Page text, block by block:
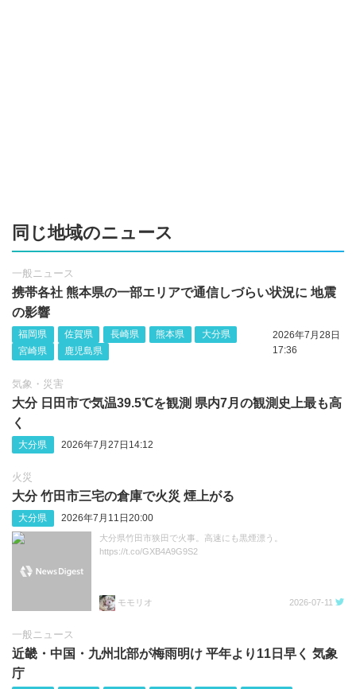
同じ地域のニュース
一般ニュース
携帯各社 熊本県の一部エリアで通信しづらい状況に 地震
の影響
福岡県 佐賀県 長崎県 熊本県
大分県
宮崎県
鹿児島県
2026年7月28日
17:36
気象・災害
大分 日田市で気温39.5℃を観測 県内7月の観測史上最も高
く
大分県 2026年7月27日14:12
火災
大分 竹田市三宅の倉庫で火災 煙上がる
大分県 2026年7月11日20:00
大分県竹田市狭田で火事。高速にも黒煙漂う。
https://t.co/GXB4A9G9S2
モモリオ 2026-07-11
一般ニュース
近畿・中国・九州北部が梅雨明け 平年より11日早く 気象
庁